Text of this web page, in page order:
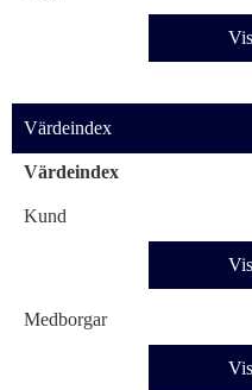
Värdeindex
Värdeindex
Kund
Medborgar